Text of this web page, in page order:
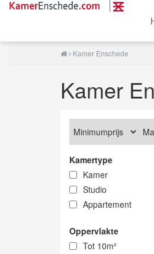
Kamer Enschede
Kamer
Kamertype
Kamer
Studio
Appartement
Oppervlakte
Tot 10m²